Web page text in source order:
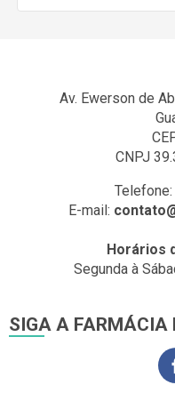
Av. Ewerson de
CNPJ
Telefone:
E-mail:
Horários
Segunda à
SIGA A FARMÁCIA